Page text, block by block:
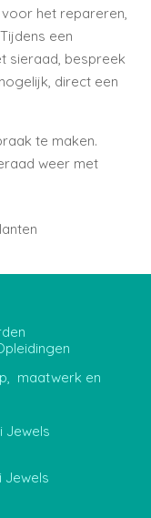
het repareren,
een
sieraad, bespreek
direct een
te maken.
weer met
maatwerk en
Jewels
Jewels